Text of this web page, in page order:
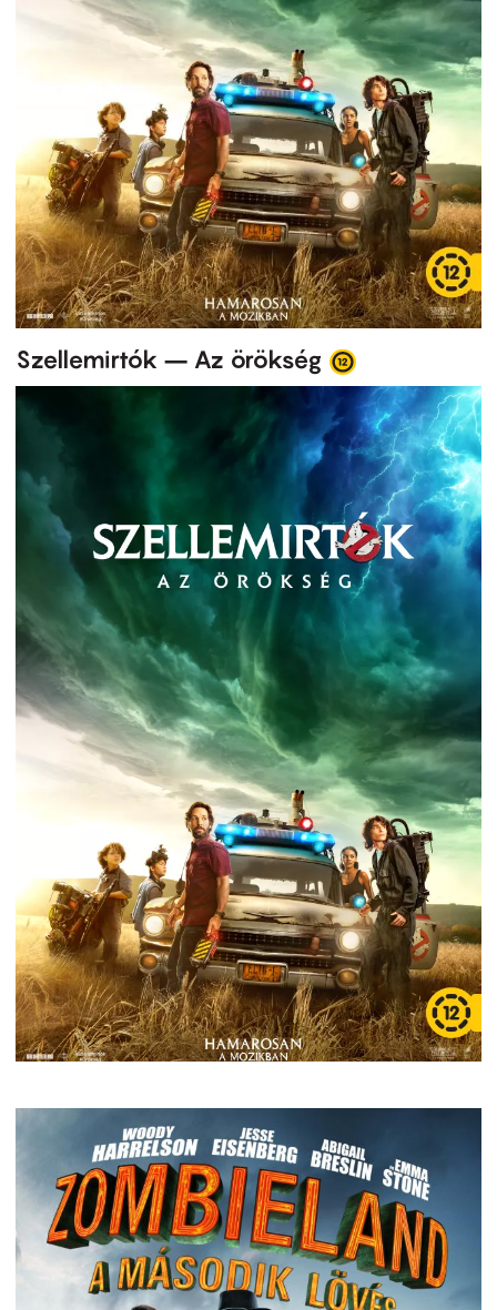
Szellemirtók – Az örökség